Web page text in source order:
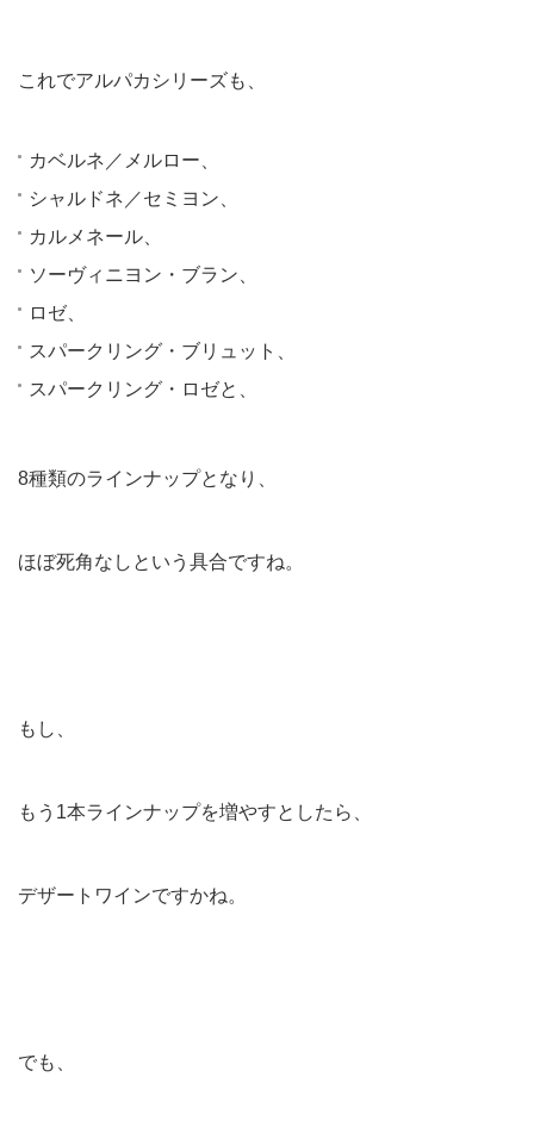
これでアルパカシリーズも、
カベルネ／メルロー、
シャルドネ／セミヨン、
カルメネール、
ソーヴィニヨン・ブラン、
ロゼ、
スパークリング・ブリュット、
スパークリング・ロゼと、
8種類のラインナップとなり、
ほぼ死角なしという具合ですね。
もし、
もう1本ラインナップを増やすとしたら、
デザートワインですかね。
でも、